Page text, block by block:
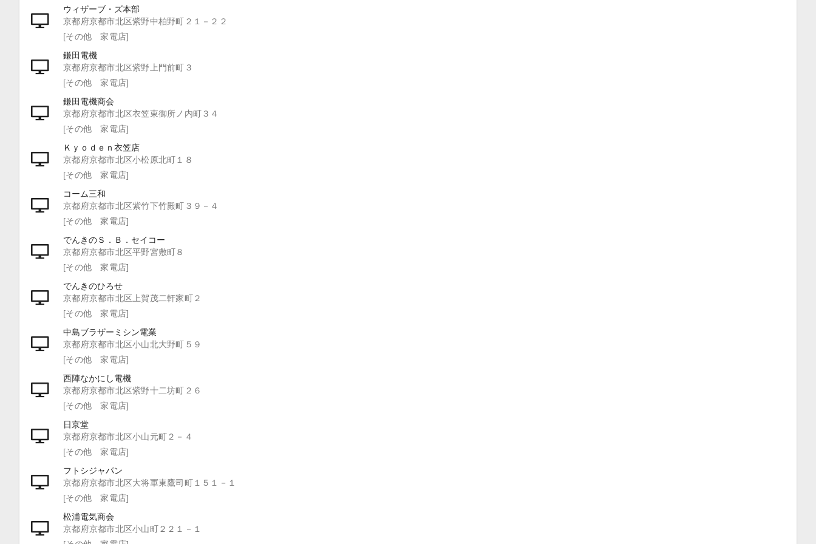
ウィザーブ・ズ本部
京都府京都市北区紫野中柏野町２１－２２
[その他 家電店]
鎌田電機
京都府京都市北区紫野上門前町３
[その他 家電店]
鎌田電機商会
京都府京都市北区衣笠東御所ノ内町３４
[その他 家電店]
Ｋｙｏｄｅｎ衣笠店
京都府京都市北区小松原北町１８
[その他 家電店]
コーム三和
京都府京都市北区紫竹下竹殿町３９－４
[その他 家電店]
でんきのＳ．Ｂ．セイコー
京都府京都市北区平野宮敷町８
[その他 家電店]
でんきのひろせ
京都府京都市北区上賀茂二軒家町２
[その他 家電店]
中島ブラザーミシン電業
京都府京都市北区小山北大野町５９
[その他 家電店]
西陣なかにし電機
京都府京都市北区紫野十二坊町２６
[その他 家電店]
日京堂
京都府京都市北区小山元町２－４
[その他 家電店]
フトシジャパン
京都府京都市北区大将軍東鷹司町１５１－１
[その他 家電店]
松浦電気商会
京都府京都市北区小山町２２１－１